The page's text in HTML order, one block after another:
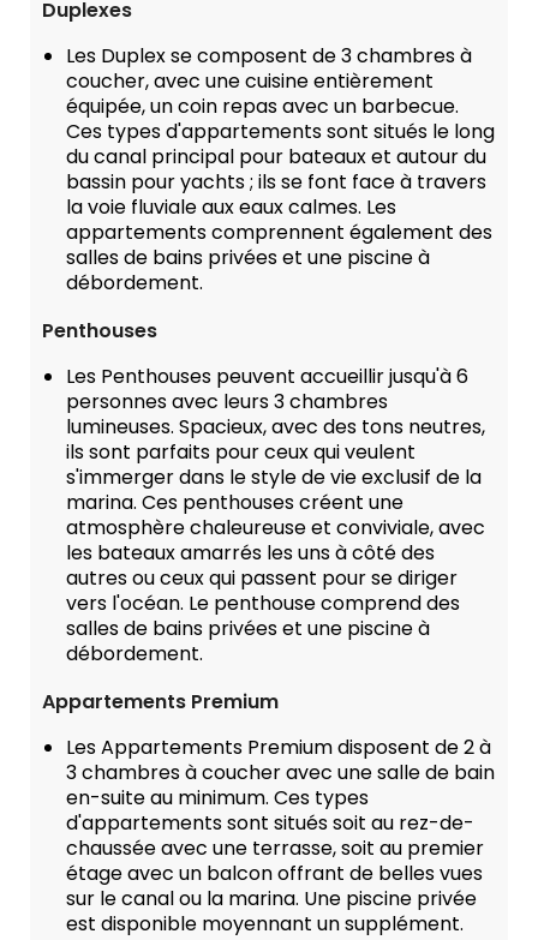
Duplexes
Les Duplex se composent de 3 chambres à
coucher, avec une cuisine entièrement
équipée, un coin repas avec un barbecue.
Ces types d'appartements sont situés le long
du canal principal pour bateaux et autour du
bassin pour yachts ; ils se font face à travers
la voie fluviale aux eaux calmes. Les
appartements comprennent également des
salles de bains privées et une piscine à
débordement.
Penthouses
Les Penthouses peuvent accueillir jusqu'à 6
personnes avec leurs 3 chambres
lumineuses. Spacieux, avec des tons neutres,
ils sont parfaits pour ceux qui veulent
s'immerger dans le style de vie exclusif de la
marina. Ces penthouses créent une
atmosphère chaleureuse et conviviale, avec
les bateaux amarrés les uns à côté des
autres ou ceux qui passent pour se diriger
vers l'océan. Le penthouse comprend des
salles de bains privées et une piscine à
débordement.
Appartements Premium
Les Appartements Premium disposent de 2 à
3 chambres à coucher avec une salle de bain
en-suite au minimum. Ces types
d'appartements sont situés soit au rez-de-
chaussée avec une terrasse, soit au premier
étage avec un balcon offrant de belles vues
sur le canal ou la marina. Une piscine privée
est disponible moyennant un supplément.